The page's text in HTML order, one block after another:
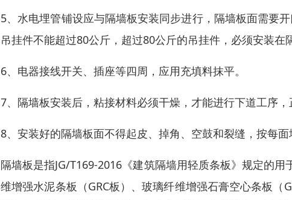
5、水电埋管铺设应与隔墙板安装同步进行，隔墙板面需要
吊挂件不能超过80公斤，超过80公斤的吊挂件，必须安装在
6、电器接线开关、插座等四周，应用充填料抹平。
7、隔墙板安装后，粘接材料必须干燥，才能进行下道工序
8、安装好的隔墙板面不得起皮、掉角、空鼓和裂缝，按每面
隔墙板是指JG/T169-2016《建筑隔墙用轻质条板》规定的
维增强水泥条板（GRC板）、玻璃纤维增强石膏空心条板